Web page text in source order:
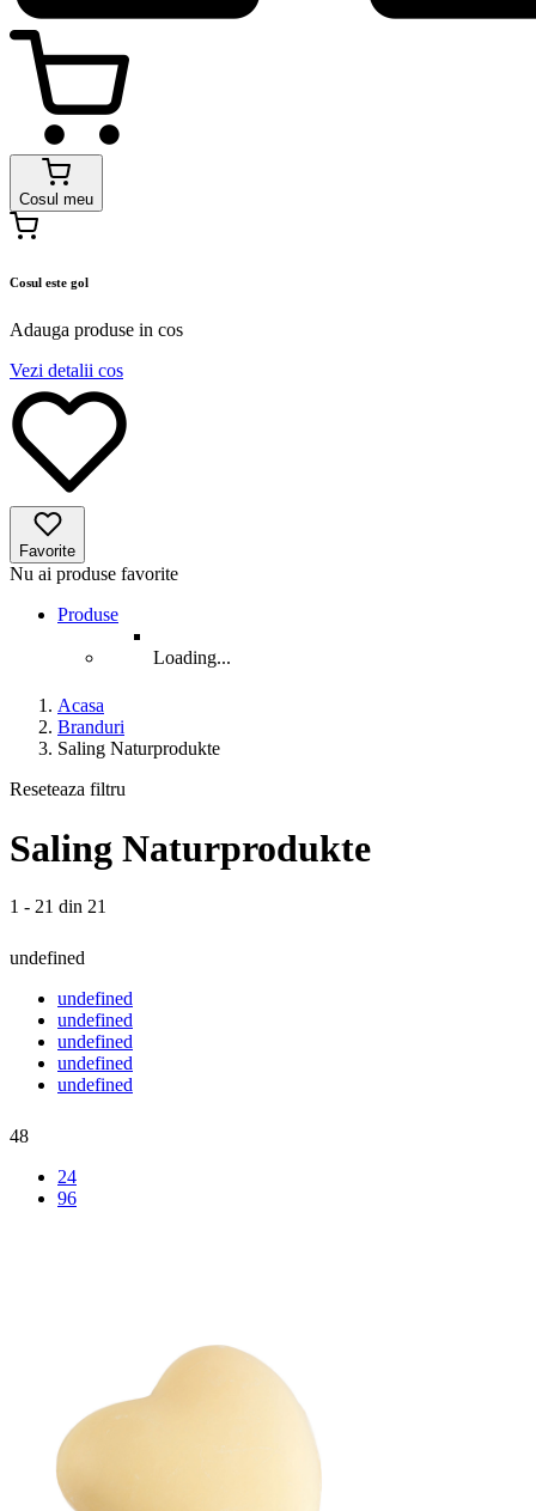
Cosul meu
Cosul este gol
Adauga produse in cos
Vezi detalii cos
Favorite
Nu ai produse favorite
Produse
Loading...
Acasa
Branduri
Saling Naturprodukte
Reseteaza filtru
Saling Naturprodukte
1 - 21 din 21
undefined
undefined
undefined
undefined
undefined
undefined
48
24
96